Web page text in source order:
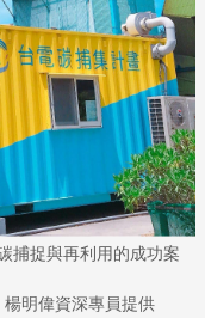
捕捉與再利用的成功案
楊明偉資深專員提供